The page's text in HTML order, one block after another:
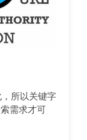
所以关键字
需求才可